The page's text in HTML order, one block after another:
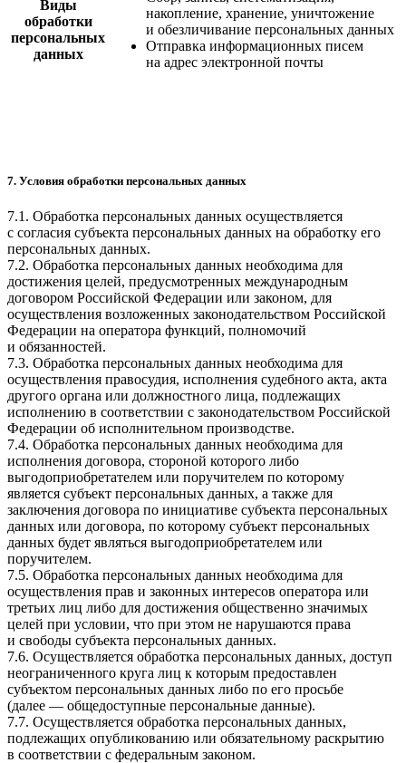
Виды
обработки
персональных
данных
накопление, хранение, уничтожение
и обезличивание персональных данных
Отправка информационных писем
на адрес электронной почты
7. Условия обработки персональных данных
7.1. Обработка персональных данных осуществляется
с согласия субъекта персональных данных на обработку его
персональных данных.
7.2. Обработка персональных данных необходима для
достижения целей, предусмотренных международным
договором Российской Федерации или законом, для
осуществления возложенных законодательством Российской
Федерации на оператора функций, полномочий
и обязанностей.
7.3. Обработка персональных данных необходима для
осуществления правосудия, исполнения судебного акта, акта
другого органа или должностного лица, подлежащих
исполнению в соответствии с законодательством Российской
Федерации об исполнительном производстве.
7.4. Обработка персональных данных необходима для
исполнения договора, стороной которого либо
выгодоприобретателем или поручителем по которому
является субъект персональных данных, а также для
заключения договора по инициативе субъекта персональных
данных или договора, по которому субъект персональных
данных будет являться выгодоприобретателем или
поручителем.
7.5. Обработка персональных данных необходима для
осуществления прав и законных интересов оператора или
третьих лиц либо для достижения общественно значимых
целей при условии, что при этом не нарушаются права
и свободы субъекта персональных данных.
7.6. Осуществляется обработка персональных данных, доступ
неограниченного круга лиц к которым предоставлен
субъектом персональных данных либо по его просьбе
(далее — общедоступные персональные данные).
7.7. Осуществляется обработка персональных данных,
подлежащих опубликованию или обязательному раскрытию
в соответствии с федеральным законом.